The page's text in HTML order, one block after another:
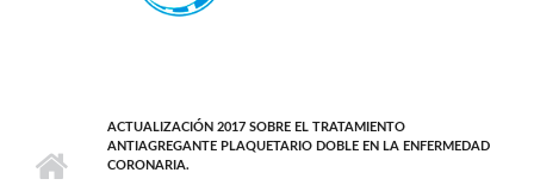
ACTUALIZACIÓN 2017 SOBRE EL TRATAMIENTO
ANTIAGREGANTE PLAQUETARIO DOBLE EN LA ENFERMEDAD
CORONARIA.